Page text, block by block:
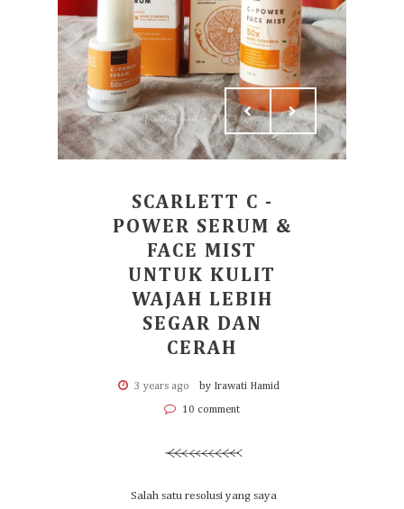
SCARLETT C -
POWER SERUM &
FACE MIST
UNTUK KULIT
WAJAH LEBIH
SEGAR DAN
CERAH
3 years ago by Irawati Hamid
10 comment
Salah satu resolusi yang saya